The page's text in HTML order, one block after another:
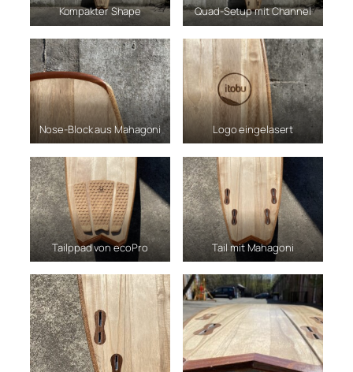
Kompakter Shape Quad-Setup mit Channel
Nose-Block aus Mahagoni Logo eingelasert
Tailppad von ecoPro Tail mit Mahagoni